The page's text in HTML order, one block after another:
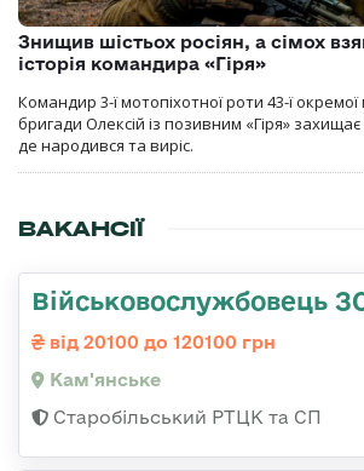
Знищив шістьох росіян, а сімох
історія командира «Гіря»
Командир 3-ї мотопіхотної роти 43-ї
бригади Олексій із позивним «Гіря»
де народився та виріс.
ВАКАНСІЇ
Військовослужбовець
від 20100 до 120100 грн
Кам'янське
Старобільський РТЦК та СП